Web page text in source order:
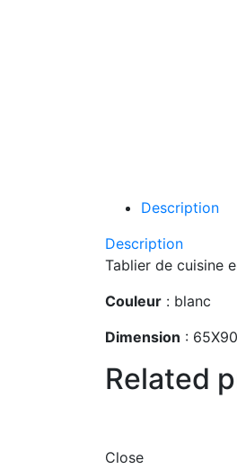
Description
Description
Tablier de cuisine
Couleur : blanc
Dimension :
Related
Close